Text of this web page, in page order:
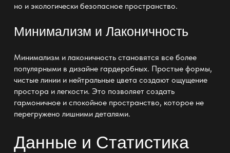
но и экологически безопасное пространство.
Минимализм и Лаконичность
Минимализм и лаконичность становятся все более
популярными в дизайне гардеробных. Простые формы,
чистые линии и нейтральные цвета создают ощущение
простора и легкости. Это позволяет создать
гармоничное и спокойное пространство, которое не
перегружено лишними деталями.
Данные и Статистика